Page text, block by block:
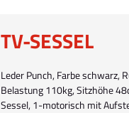
TV-SESSEL
Leder Punch, Farbe schwarz,
Belastung 110kg, Sitzhöhe
Sessel, 1-motorisch mit